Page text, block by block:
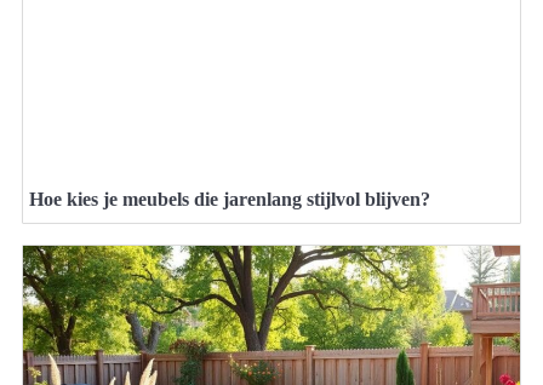
Hoe kies je meubels die jarenlang stijlvol blijven?